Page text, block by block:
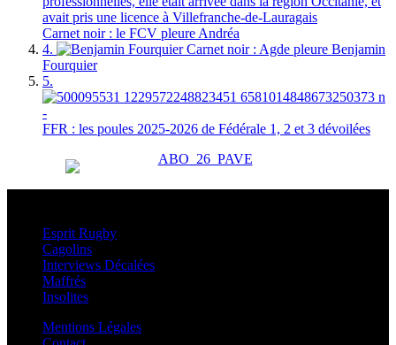
Carnet noir : le FCV pleure Andréa
4.
Carnet noir : Agde pleure Benjamin
Fourquier
5.
FFR : les poules 2025-2026 de Fédérale 1, 2 et 3 dévoilées
Esprit Rugby
Cagolins
Interviews Décalées
Maffrés
Insolites
Mentions Légales